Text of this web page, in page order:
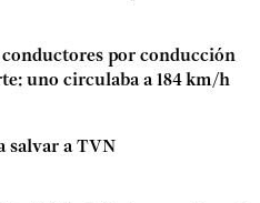
por conducción
uno circulaba a 184 km/h
salvar a TVN